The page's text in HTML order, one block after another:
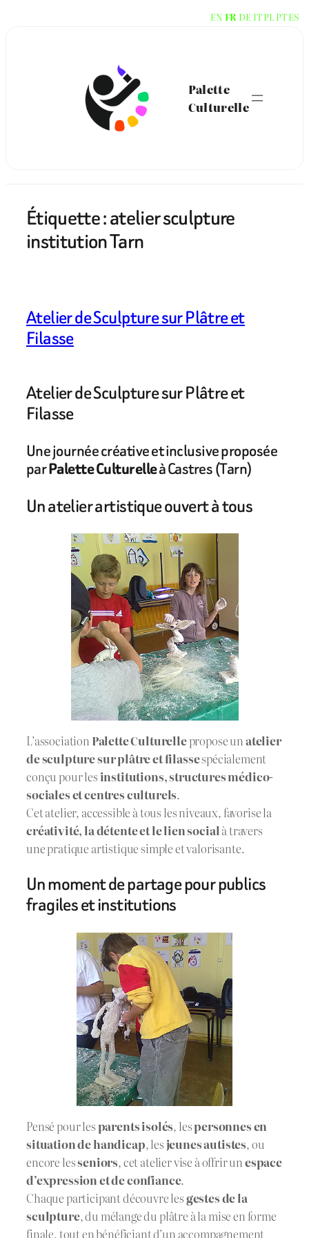
Palette
Culturelle
Étiquette :atelier sculpture
institution Tarn
Atelier de Sculpture sur Plâtre et
Filasse
Atelier de Sculpture sur Plâtre et
Filasse
Une journée créative et inclusive proposée
parPalette Culturelleà Castres (Tarn)
Un atelier artistique ouvert à tous
L’association Palette Culturellepropose un atelier
de sculpture sur plâtre et filassespécialement
conçu pour lesinstitutions, structures médico-
sociales et centres culturels.
Cet atelier, accessible à tous les niveaux, favorise la
créativité, la détente et le lien social à travers
une pratique artistique simple et valorisante.
Un moment de partage pour publics
fragiles et institutions
Pensé pour lesparents isolés, lespersonnes en
situation de handicap, lesjeunes autistes, ou
encore lesseniors, cet atelier vise à offrir unespace
d’expression et de confiance.
Chaque participant découvre lesgestes de la
sculpture, du mélange du plâtre à la mise en forme
finale, tout en bénéficiant d’un accompagnement
EN FR DE ITPL PTES